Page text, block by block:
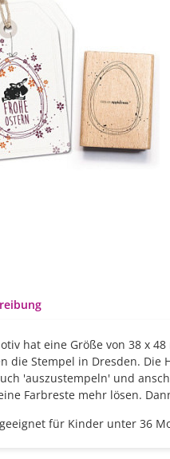
hat eine Größe von 38 x
die Stempel in Dresden. Die
'auszustempeln' und
Farbreste mehr lösen.
für Kinder unter 36